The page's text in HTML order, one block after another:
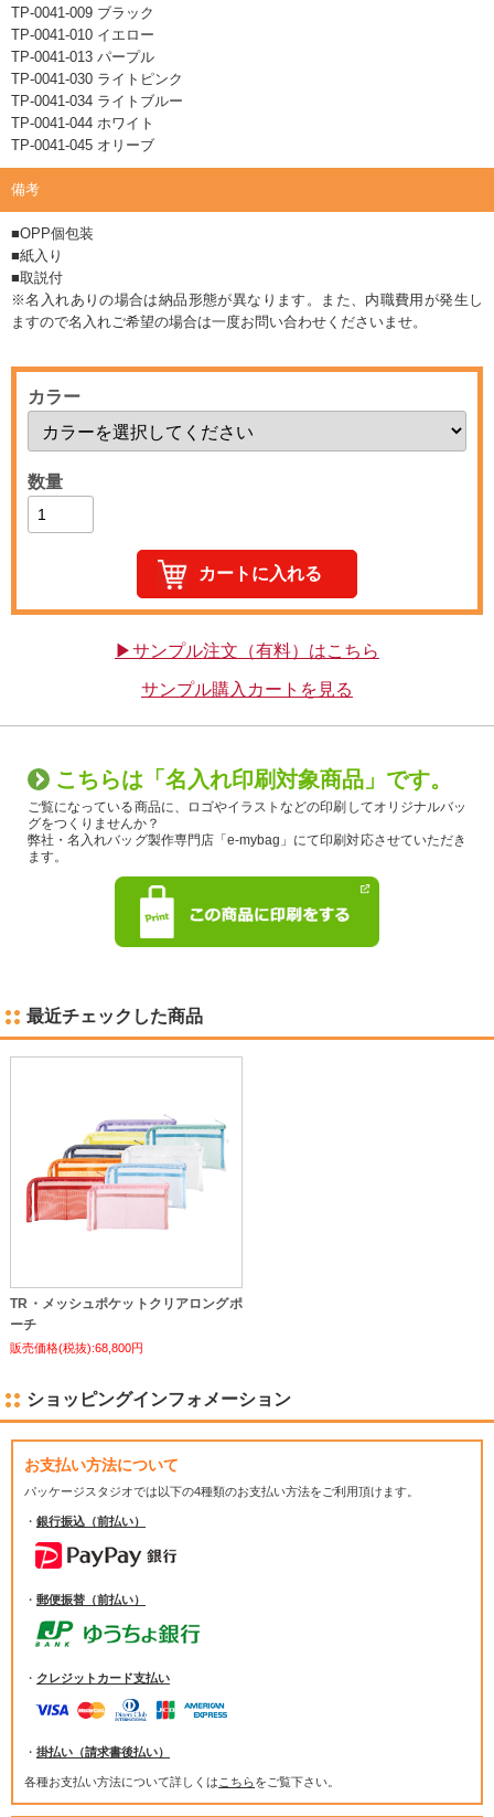
TP-0041-009 ブラック
TP-0041-010 イエロー
TP-0041-013 パープル
TP-0041-030 ライトピンク
TP-0041-034 ライトブルー
TP-0041-044 ホワイト
TP-0041-045 オリーブ
備考
■OPP個包装
■紙入り
■取説付
※名入れありの場合は納品形態が異なります。また、内職費用が発生し
ますので名入れご希望の場合は一度お問い合わせくださいませ。
カラー
数量
▶サンプル注文（有料）はこちら
サンプル購入カートを見る
こちらは「名入れ印刷対象商品」です。
ご覧になっている商品に、ロゴやイラストなどの印刷してオリジナルバッ
グをつくりませんか？
弊社・名入れバッグ製作専門店「e-mybag」にて印刷対応させていただき
ます。
最近チェックした商品
TR・メッシュポケットクリアロングポ
ーチ
販売価格(税抜):68,800円
ショッピングインフォメーション
お支払い方法について
パッケージスタジオでは以下の4種類のお支払い方法をご利用頂けます。
・ 銀行振込（前払い）
・ 郵便振替（前払い）
・ クレジットカード支払い
・ 掛払い（請求書後払い）
各種お支払い方法について詳しくは こちらをご覧下さい。